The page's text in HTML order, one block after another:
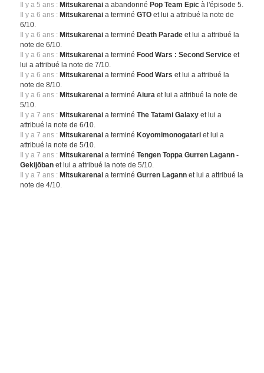
Il y a 5 ans : Mitsukarenai a abandonné Pop Team Epic à l'épisode 5.
Il y a 6 ans : Mitsukarenai a terminéGTO et lui a attribué la note de
6/10.
Il y a 6 ans : Mitsukarenai a terminé Death Parade et lui a attribué la
note de 6/10.
Il y a 6 ans : Mitsukarenai a terminé Food Wars : Second Service et
lui a attribué la note de 7/10.
Il y a 6 ans : Mitsukarenai a terminé Food Wars et lui a attribué la
note de 8/10.
Il y a 6 ans : Mitsukarenai a terminéAiura et lui a attribué la note de
5/10.
Il y a 7 ans : Mitsukarenai a terminéThe Tatami Galaxy et lui a
attribué la note de 6/10.
Il y a 7 ans : Mitsukarenai a terminé Koyomimonogatari et lui a
attribué la note de 5/10.
Il y a 7 ans : Mitsukarenai a terminéTengen Toppa Gurren Lagann -
Gekijōban et lui a attribué la note de 5/10.
Il y a 7 ans : Mitsukarenai a terminéGurren Lagann et lui a attribué la
note de 4/10.